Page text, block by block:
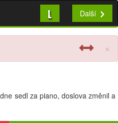
L Další
×
sedl za piano, doslova změnil a